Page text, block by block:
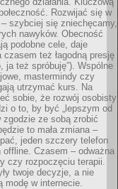
Rozwijać się w
szybciej się zniechęcamy,
nawyków. Obecność
podobne cele, daje
też łagodną presję
ja też spróbuję”). Wspólne
mastermindy czy
utrzymać kurs. Na
sobie, że rozwój osobisty
o to, by być „lepszym od
zgodzie ze sobą zrobić
to mała zmiana –
jeden szczery telefon
Czasem – odważna
czy rozpoczęciu terapii.
twoje decyzje, a nie
modę w internecie.